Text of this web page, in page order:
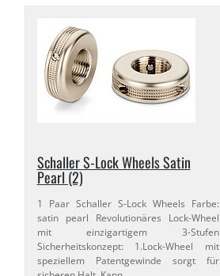
Schaller S-​Lock Wheels Satin
Pearl (2)
1 Paar Schaller S-​Lock Wheels Farbe:
satin pearl Revolutionäres Lock-​Wheel
mit einzigartigem 3-​Stufen
Sicherheitskonzept: 1.​Lock-​Wheel mit
speziellem Patentgewinde sorgt für